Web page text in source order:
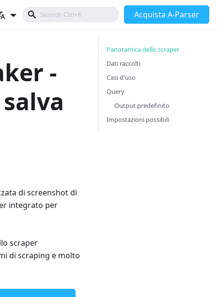
Acquista A-Parser
-
di screenshot di
integrato per
scraper
di scraping e molto
Panoramica dello scraper
Dati raccolti
Casi d'uso
Query
Output predefinito
Impostazioni possibili